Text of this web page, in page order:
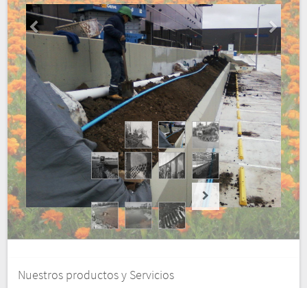
Nuestros productos y Servicios